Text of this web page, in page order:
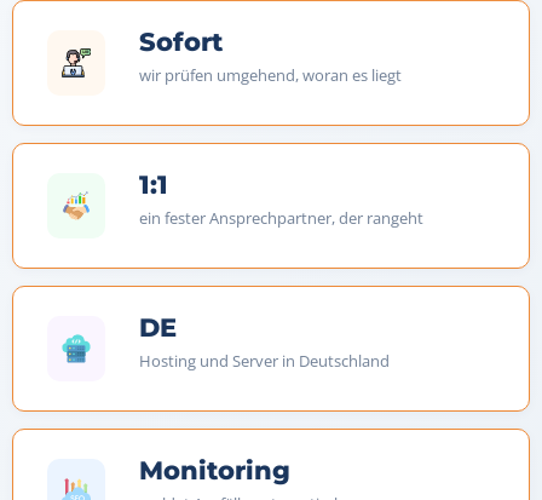
Sofort
wir prüfen umgehend, woran es liegt
1:1
ein fester Ansprechpartner, der rangeht
DE
Hosting und Server in Deutschland
Monitoring